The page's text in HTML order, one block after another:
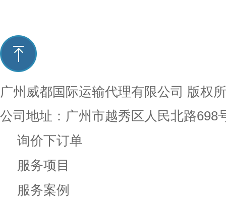
广州威都国际运输代理有限公司 版权
公司地址：广州市越秀区人民北路698
询价下订单
服务项目
服务案例